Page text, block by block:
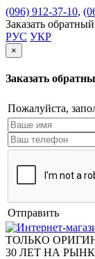
(096) 912-37-10,
Заказать
РУС УКР
×
Заказать
Пожалуйста,
Отправить
ТОЛЬКО
30 ЛЕТ НА